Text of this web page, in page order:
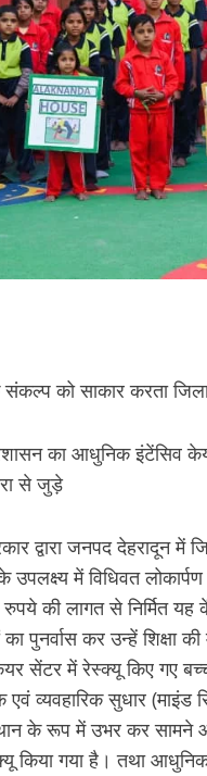
के संकल्प को साकार करता
का आधुनिक इंटेंसिव
से जुड़े
द्वारा जनपद देहरादून
उपलक्ष्य में विधिवत
की लागत से निर्मित
का पुनर्वास कर उन्हें शिक्षा
सेंटर में रेस्क्यू किए गए
व्यवहारिक सुधार
के रूप में उभर कर सामने
किया गया है। तथा